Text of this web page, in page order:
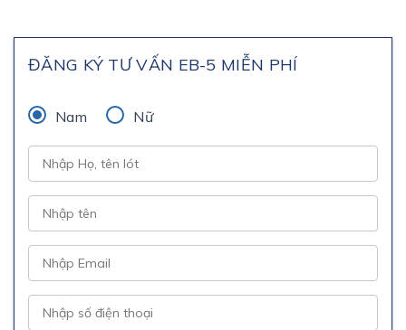
ĐĂNG KÝ TƯ VẤN EB-5 MIỄN PHÍ
Nam Nữ